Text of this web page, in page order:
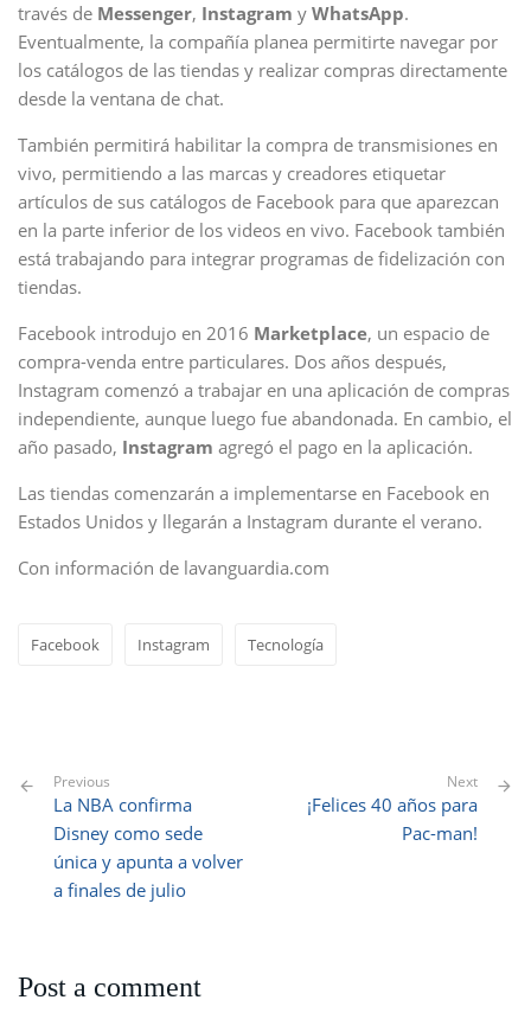
través de Messenger, Instagram y WhatsApp.
Eventualmente, la compañía planea permitirte navegar por
los catálogos de las tiendas y realizar compras directamente
desde la ventana de chat.
También permitirá habilitar la compra de transmisiones en
vivo, permitiendo a las marcas y creadores etiquetar
artículos de sus catálogos de Facebook para que aparezcan
en la parte inferior de los videos en vivo. Facebook también
está trabajando para integrar programas de fidelización con
tiendas.
Facebook introdujo en 2016 Marketplace, un espacio de
compra-venda entre particulares. Dos años después,
Instagram comenzó a trabajar en una aplicación de compras
independiente, aunque luego fue abandonada. En cambio, el
año pasado, Instagram agregó el pago en la aplicación.
Las tiendas comenzarán a implementarse en Facebook en
Estados Unidos y llegarán a Instagram durante el verano.
Con información de lavanguardia.com
Facebook Instagram Tecnología
Previous
La NBA confirma
Disney como sede
única y apunta a volver
a finales de julio
Next
¡Felices 40 años para
Pac-man!
Post a comment